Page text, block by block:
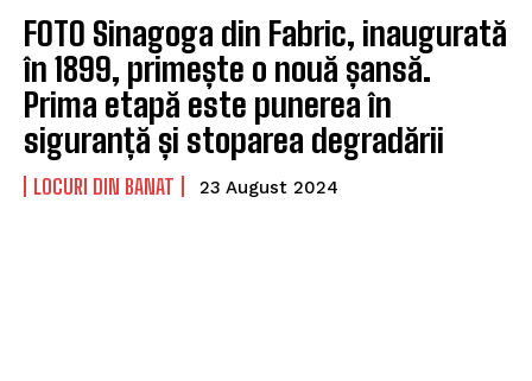
FOTO Sinagoga din Fabric, inaugurată
în 1899, primește o nouă șansă.
Prima etapă este punerea în
siguranță și stoparea degradării
LOCURI DIN BANAT 23 August 2024